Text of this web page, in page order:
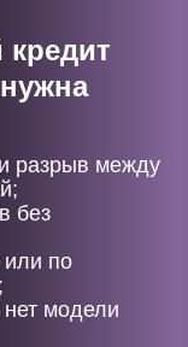
разрыв между
без
или по
модели